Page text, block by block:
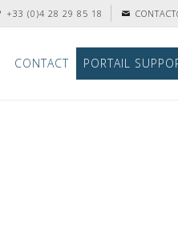
+33 (0)4 28 29 85 18
CONTACT PORTAIL